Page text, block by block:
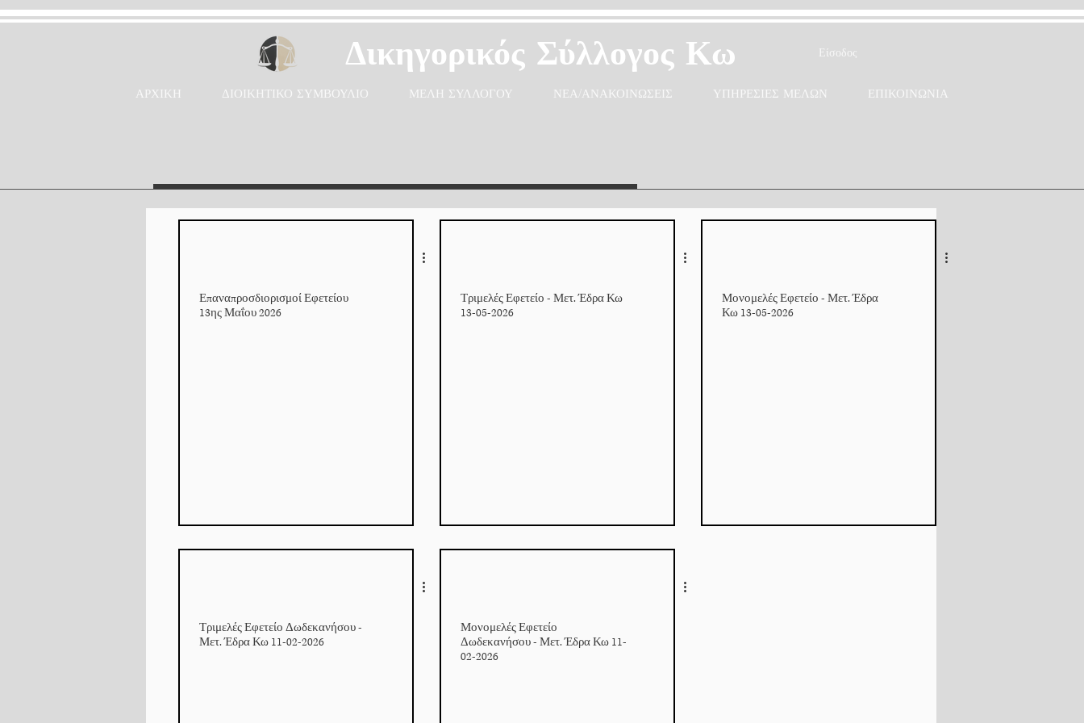
Δικηγορικός Σύλλογος Κω Είσοδος
ΑΡΧΙΚΗ ΔΙΟΙΚΗΤΙΚΟ ΣΥΜΒΟΥΛΙΟ ΜΕΛΗ ΣΥΛΛΟΓΟΥ ΝΕΑ/ΑΝΑΚΟΙΝΩΣΕΙΣ ΥΠΗΡΕΣΙΕΣ ΜΕΛΩΝ ΕΠΙΚΟΙΝΩΝΙΑ
Επαναπροσδιορισμοί Εφετείου
13ης Μαΐου 2026
Τριμελές Εφετείο - Μετ. Έδρα Κω
13-05-2026
Μονομελές Εφετείο - Μετ. Έδρα
Κω 13-05-2026
Τριμελές Εφετείο Δωδεκανήσου -
Μετ. Έδρα Κω 11-02-2026
Μονομελές Εφετείο
Δωδεκανήσου - Μετ. Έδρα Κω 11-
02-2026